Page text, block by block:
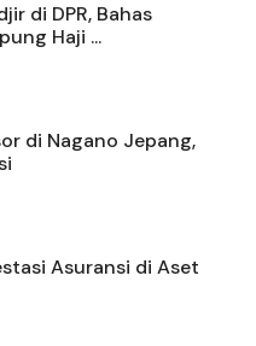
di DPR, Bahas
Haji ...
di Nagano Jepang,
Asuransi di Aset